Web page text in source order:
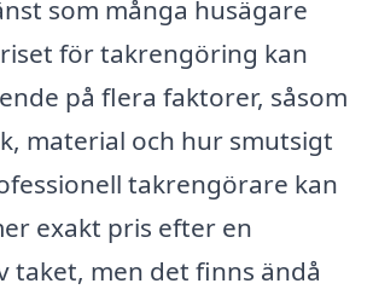
som många husägare
för takrengöring kan
på flera faktorer, såsom
material och hur smutsigt
takrengörare kan
exakt pris efter en
taket, men det finns ändå